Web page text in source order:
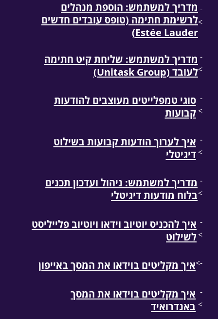
-
>
מדריך למשתמש: הוספת מנהלים
לרשימת חתימה (טופס עובדים חדשים
Estée Lauder)
-
>
מדריך למשתמש: שליחת קיט חתימה
לעובד (Unitask Group)
-
>
סוגי טמפלייטים מעוצבים להודעות
קבועות
-
>
איך לערוך הודעות קבועות בשילוט
דיגיטלי
-
>
מדריך למשתמש: ניהול ועדכון תכנים
בלוח מודעות דיגיטלי
-
>
איך להכניס יוטיוב וידאו ויוטיוב פלייליסט
לשילוט
->איך מקליטים בוידאו את המסך באייפון
-
>
איך מקליטים בוידאו את המסך
באנדרואיד